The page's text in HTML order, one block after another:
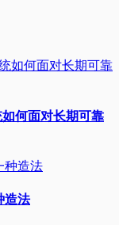
何面对长期可靠
造法